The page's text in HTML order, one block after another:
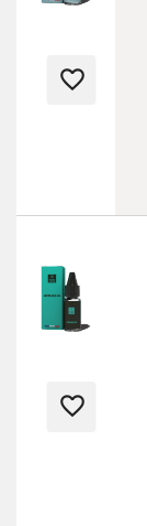
favorite_border
favorite_border